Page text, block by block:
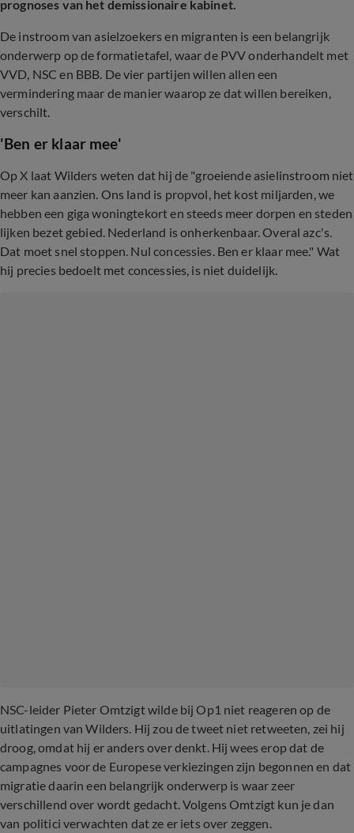
prognoses van het demissionaire kabinet.
De instroom van asielzoekers en migranten is een belangrijk
onderwerp op de formatietafel, waar de PVV onderhandelt met
VVD, NSC en BBB. De vier partijen willen allen een
vermindering maar de manier waarop ze dat willen bereiken,
verschilt.
'Ben er klaar mee'
Op X laat Wilders weten dat hij de "groeiende asielinstroom niet
meer kan aanzien. Ons land is propvol, het kost miljarden, we
hebben een giga woningtekort en steeds meer dorpen en steden
lijken bezet gebied. Nederland is onherkenbaar. Overal azc's.
Dat moet snel stoppen. Nul concessies. Ben er klaar mee." Wat
hij precies bedoelt met concessies, is niet duidelijk.
NSC-leider Pieter Omtzigt wilde bij Op1 niet reageren op de
uitlatingen van Wilders. Hij zou de tweet niet retweeten, zei hij
droog, omdat hij er anders over denkt. Hij wees erop dat de
campagnes voor de Europese verkiezingen zijn begonnen en dat
migratie daarin een belangrijk onderwerp is waar zeer
verschillend over wordt gedacht. Volgens Omtzigt kun je dan
van politici verwachten dat ze er iets over zeggen.